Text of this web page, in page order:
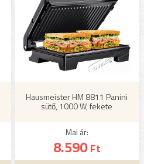
Hausmeister HM 8811 Panini
sütő, 1000 W, fekete
Mai ár:
8.590Ft